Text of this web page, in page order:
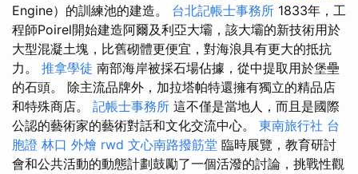
Engine）的訓練池的建造。 台北記帳士事務所 1833年，工
程師Poirel開始建造阿爾及利亞大壩，該大壩的新技術用於
大型混凝土塊，比舊砌體更便宜，對海浪具有更大的抵抗
力。 推拿學徒 南部海岸被採石場佔據，從中提取用於堡壘
的石頭。 除主流品牌外，加拉塔帕特還擁有獨立的精品店
和特殊商店。 記帳士事務所 這不僅是當地人，而且是國際
公認的藝術家的藝術對話和文化交流中心。 東南旅行社 台
胞證 林口 外燴 rwd 文心南路撥筋堂 臨時展覽，教育研討
會和公共活動的動態計劃鼓勵了一個活潑的討論，挑戰性觀